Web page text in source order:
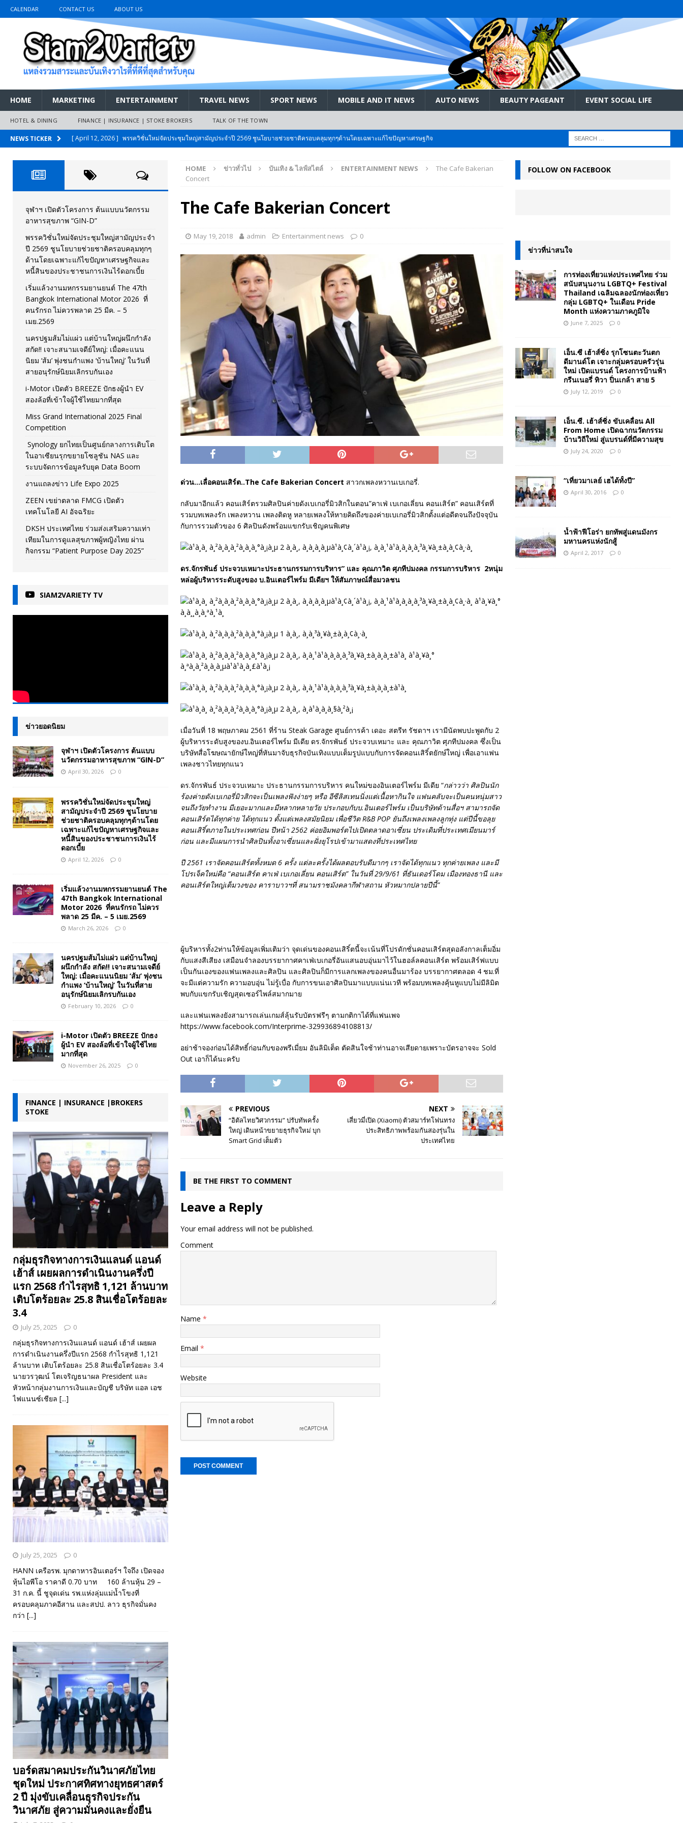
CALENDAR CONTACT US ABOUT US
HOME MARKETING ENTERTAINMENT TRAVEL NEWS SPORT NEWS MOBILE AND IT NEWS AUTO NEWS BEAUTY PAGEANT EVENT SOCIAL LIFE
HOTEL & DINING FINANCE | INSURANCE | STOKE BROKERS TALK OF THE TOWN
NEWS TICKER [ April 12, 2026 ] พรรควิชั่นใหม่จัดประชุมใหญ่สามัญประจำปี 2569 ชูนโยบายช่วยชาติครอบคลุมทุกๆด้านโดยเฉพาะแก้ไขปัญหาเศรษฐกิจ
[ March 26, 2026 ]
เริ่มแล้วงานมหกรรมยานยนต์ The 47th Bangkok International Motor 2026 ที่คนรักรถ ไม่ควรพลาด 25 มีค. – 5
เมย.2569
AUTO NEWS
[ February 10, 2026 ] นครปฐมส้มไม่แผ่ว แต่บ้านใหญ่ผนึกกำลัง สกัด!! เจาะสนามเจดีย์ใหญ่: เมื่อคะแนนนิยม ‘ส้ม’ พุ่งชนกำแพง ‘บ้านใหญ่’ ใน
วันที่สายอนุรักษ์นิยมเลิกรบกันเอง
[ November 26, 2025 ] i-Motor เปิดตัว BREEZE ปักธงผู้นำ EV สองล้อที่เข้าใจผู้ใช้ไทยมากที่สุด
AUTO NEWS
[ April 30, 2026 ] จุฬาฯ เปิดตัวโครงการ ต้นแบบนวัตกรรมอาหารสุขภาพ “GIN-D” EVENT SOCIAL LIFE
HOME ข่าวทั่วไป บันเทิง & ไลฟ์สไตล์ ENTERTAINMENT NEWS
The Cafe Bakerian
Concert
The Cafe Bakerian Concert
May 19, 2018 admin Entertainment news 0
ด่วน…เลื่อคอนเสิร์ต..The Cafe Bakerian Concert สาวกเพลงหวานเบเกอรี่.
กลับมาอีกแล้ว คอนเสิร์ตรวมศิลปินค่ายดังเบเกอรี่มิวสิกในตอน”คาเฟ่ เบเกอเลี่ยน คอนเสิร์ต” คอนเสิร์ตที่
รวมบทเพลงรัก เพลงหวาน เพลงติดหู หลายเพลงให้หายคิดถึงของค่ายเบเกอรี่มิวสิกตั้งแต่อดีตจนถึงปัจจุบัน
กับการรวมตัวของ 6 ศิลปินดังพร้อมแขกรับเชิญคนพิเศษ
ดร.จักรพันธ์ ประจวบเหมาะประธานกรรมการบริหาร” และ คุณภาวิต ศุภทีปมงคล กรรมการบริหาร 2หนุ่ม
หล่อผู้บริหารระดับสูงของ บ.อินเตอร์ไพร์ม มีเดียฯ ให้สัมภาษณ์สื่อมวลชน
เมื่อวันที่ 18 พฤษภาคม 2561 ที่ร้าน Steak Garage ศูนย์การค้า เดอะ สตรีท รัชดาฯ เรามีนัดพบปะพูดกับ 2
ผู้บริหารระดับสูงของบ.อินเตอร์ไพร์ม มีเดีย ดร.จักรพันธ์ ประจวบเหมาะ และ คุณภาวิต ศุภทีปมงคล ซึ่งเป็น
บริษัทสื่อโฆษณายักษ์ใหญ่ที่หันมาจับธุรกิจบันเทิงแบบเต็มรูปแบบกับการจัดคอนเสิริ์ตยักษ์ใหญ่ เพื่อเอาแฟน
เพลงชาวไทยทุกแนว
ดร.จักรพันธ์ ประจวบเหมาะ ประธานกรรมการบริหาร คนใหม่ของอินเตอร์ไพร์ม มีเดีย “กล่าวว่า ศิลปินนัก
ร้องค่ายดังเบเกอรี่มิวสิกจะเป็นเพลงฟังง่ายๆ หรือ อีซีลิสเทนนิ่งแต่เนื้อหากินใจ แฟนคลับจะเป็นคนหนุ่มสาว
จนถึงวัยทำงาน มีเยอะมากและมีหลากหลายวัย ประกอบกับบ.อินเตอร์ไพร์ม เป็นบริษัทด้านสื่อฯ สามารถจัด
คอนเสิร์ตได้ทุกค่าย ได้ทุกแนว ตั้งแต่เพลงสมัยนิยม เพื่อชีวิต R&B POP ยันถึงเพลงเพลงลูกทุ่ง แต่ปีนี้ขอลุย
คอนเสิริ์ตภายในประเทศก่อน ปีหน้า 2562 ค่อยอิมพอร์ตไปเปิดตลาดอาเซี่ยน ประเดิมที่ประเทศเมียนมาร์
ก่อน และมีแผนการนำศิลปินทั้งอาเซี่ยนและฝั่งยุโรปเข้ามาแสดงที่ประเทศไทย
ปี 2561 เราจัดคอนเสิร์ตทั้งหมด 6 ครั้ง แต่ละครั้งได้ผลตอบรับดีมากๆ เราจัดได้ทุกแนว ทุกค่ายเพลง และมี
โปรเจ็คใหม่คือ “คอนเสิร์ต คาเฟ่ เบเกอเลี่ยน คอนเสิร์ต” ในวันที่ 29/9/61 ที่ธันเดอร์โดม เมืองทองธานี และ
คอนเสิร์ตใหญ่เต็มวงของ คาราบาวฯที่ สนามราชมังคลากีฬาสถาน หัวหมากปลายปีนี้”
ผู้บริหารทั้ง2ท่านให้ข้อมูลเพิ่มเติมว่า จุดเด่นของคอนเสิริ์ตนี้จะเน้นที่โปรดักชั่นคอนเสิร์ตสุดอลังกาลเต็มอิ่ม
กับแสงสีเสียง เสมือนจำลองบรรยากาศคาเฟ่เบเกอรี่อันแสนอบอุ่นมาไว้ในฮอล์ลคอนเสิร์ต พร้อมเสิร์ฟแบบ
เป็นกันเองของแฟนเพลงและศิลปิน และศิลปินก็มีการแลกเพลงของคนอื่นมาร้อง บรรยากาศตลอด 4 ชม.ที่
จะมีแต่ความรัก ความอบอุ่น ไม่รู้เบื่อ กับการขนเอาศิลปินมาแบบแน่นเวที พร้อมบทเพลงคุ้นหูแบบไม่มีลิมิต
พบกับแขกรับเชิญสุดเซอร์ไพล์สมากมาย
และแฟนเพลงยังสามารถเล่นเกมส์ลุ้นรับบัตรฟรีๆ ตามกติกาได้ที่แฟนเพจ
https://www.facebook.com/Interprime-329936894108813/
อย่าช้าจองก่อนได้สิทธิ์ก่อนกับของพรีเมี่ยม อันลิมิเต็ด ตัดสินใจช้าท่านอาจเสียดายเพราะบัตรอาจจะ Sold
Out เอาก็ได้นะครับ
PREVIOUS
“อิตัลไทยวิศวกรรม” ปรับทัพครั้ง
ใหญ่ เดินหน้าขยายธุรกิจใหม่ บุก
Smart Grid เต็มตัว
NEXT
เสี่ยวมี่เปิด (Xiaomi) ตัวสมาร์ทโฟนทรง
ประสิทธิภาพพร้อมกันสองรุ่นใน
ประเทศไทย
BE THE FIRST TO COMMENT
Leave a Reply
Your email address will not be published.
Comment
Name *
Email *
Website
จุฬาฯ เปิดตัวโครงการ ต้นแบบนวัตกรรม
อาหารสุขภาพ “GIN-D”
พรรควิชั่นใหม่จัดประชุมใหญ่สามัญประจำ
ปี 2569 ชูนโยบายช่วยชาติครอบคลุมทุกๆ
ด้านโดยเฉพาะแก้ไขปัญหาเศรษฐกิจและ
หนี้สินของประชาชนการเงินไร้ดอกเบี้ย
เริ่มแล้วงานมหกรรมยานยนต์ The 47th
Bangkok International Motor 2026 ที่
คนรักรถ ไม่ควรพลาด 25 มีค. – 5
เมย.2569
นครปฐมส้มไม่แผ่ว แต่บ้านใหญ่ผนึกกำลัง
สกัด!! เจาะสนามเจดีย์ใหญ่: เมื่อคะแนน
นิยม ‘ส้ม’ พุ่งชนกำแพง ‘บ้านใหญ่’ ในวันที่
สายอนุรักษ์นิยมเลิกรบกันเอง
i-Motor เปิดตัว BREEZE ปักธงผู้นำ EV
สองล้อที่เข้าใจผู้ใช้ไทยมากที่สุด
Miss Grand International 2025 Final
Competition
Synology ยกไทยเป็นศูนย์กลางการเติบโต
ในอาเซียนรุกขยายโซลูชัน NAS และ
ระบบจัดการข้อมูลรับยุค Data Boom
งานแถลงข่าว Life Expo 2025
ZEEN เขย่าตลาด FMCG เปิดตัว
เทคโนโลยี AI อัจฉริยะ
DKSH ประเทศไทย ร่วมส่งเสริมความเท่า
เทียมในการดูแลสุขภาพผู้หญิงไทย ผ่าน
กิจกรรม “Patient Purpose Day 2025”
SIAM2VARIETY TV
ข่าวยอดนิยม
จุฬาฯ เปิดตัวโครงการ ต้นแบบ
นวัตกรรมอาหารสุขภาพ “GIN-D”
April 30, 2026 0
พรรควิชั่นใหม่จัดประชุมใหญ่
สามัญประจำปี 2569 ชูนโยบาย
ช่วยชาติครอบคลุมทุกๆด้านโดย
เฉพาะแก้ไขปัญหาเศรษฐกิจและ
หนี้สินของประชาชนการเงินไร้
ดอกเบี้ย
April 12, 2026 0
เริ่มแล้วงานมหกรรมยานยนต์ The
47th Bangkok International
Motor 2026 ที่คนรักรถ ไม่ควร
พลาด 25 มีค. – 5 เมย.2569
March 26, 2026 0
นครปฐมส้มไม่แผ่ว แต่บ้านใหญ่
ผนึกกำลัง สกัด!! เจาะสนามเจดีย์
ใหญ่: เมื่อคะแนนนิยม ‘ส้ม’ พุ่งชน
กำแพง ‘บ้านใหญ่’ ในวันที่สาย
อนุรักษ์นิยมเลิกรบกันเอง
February 10, 2026 0
i-Motor เปิดตัว BREEZE ปักธง
ผู้นำ EV สองล้อที่เข้าใจผู้ใช้ไทย
มากที่สุด
November 26, 2025 0
FINANCE | INSURANCE |BROKERS
STOKE
กลุ่มธุรกิจทางการเงินแลนด์ แอนด์
เฮ้าส์ เผยผลการดำเนินงานครึ่งปี
แรก 2568 กำไรสุทธิ 1,121 ล้านบาท
เติบโตร้อยละ 25.8 สินเชื่อโตร้อยละ
3.4
July 25, 2025 0
กลุ่มธุรกิจทางการเงินแลนด์ แอนด์ เฮ้าส์ เผยผล
การดำเนินงานครึ่งปีแรก 2568 กำไรสุทธิ 1,121
ล้านบาท เติบโตร้อยละ 25.8 สินเชื่อโตร้อยละ 3.4
นายวรวุฒน์ โตเจริญธนาผล President และ
หัวหน้ากลุ่มงานการเงินและบัญชี บริษัท แอล เอช
ไฟแนนซ์เชียล [...]
July 25, 2025 0
HANN เครือรพ. มุกดาหารอินเตอร์ฯ ใจถึง เปิดจอง
หุ้นไอพีโอ ราคาดี 0.70 บาท 160 ล้านหุ้น 29 –
31 ก.ค. นี้ ชูจุดเด่น รพ.แห่งลุ่มแม่น้ำโขงที่
ครอบคลุมภาคอีสาน และสปป. ลาว ธุรกิจมั่นคง
กว่า [...]
บอร์ดสมาคมประกันวินาศภัยไทย
ชุดใหม่ ประกาศทิศทางยุทธศาสตร์
2 ปี มุ่งขับเคลื่อนธุรกิจประกัน
วินาศภัย สู่ความมั่นคงและยั่งยืน
FOLLOW ON FACEBOOK
ข่าวที่น่าสนใจ
การท่องเที่ยวแห่งประเทศไทย ร่วม
สนับสนุนงาน LGBTQ+ Festival
Thailand เฉลิมฉลองนักท่องเที่ยว
กลุ่ม LGBTQ+ ในเดือน Pride
Month แห่งความภาคภูมิใจ
June 7, 2025 0
เอ็น.ซี เฮ้าส์ซิ่ง รุกโซนตะวันตก
ดีมานด์โต เจาะกลุ่มครอบครัวรุ่น
ใหม่ เปิดแบรนด์ โครงการบ้านฟ้า
กรีนเนอรี่ ทิวา ปิ่นเกล้า สาย 5
July 12, 2019 0
เอ็น.ซี. เฮ้าส์ซิ่ง ขับเคลื่อน All
From Home เปิดฉากนวัตกรรม
บ้านวิถีใหม่ สู่แบรนด์ที่มีความสุข
July 24, 2020 0
“เที่ยวมาเลย์ เฮได้ทั้งปี”
April 30, 2016 0
น้ำฟ้าฟีโอร่า ยกทัพสู่แดนมังกร
มหานครแห่งนักสู้
April 2, 2017 0